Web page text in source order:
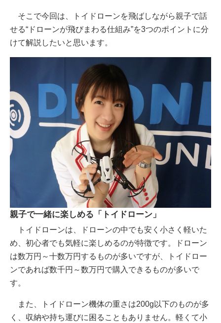
そこで今回は、トイドローンを飛ばしながら親子で話
せる“ドローンが飛びまわる仕組み”を3つのポイントに分
けて解説したいと思います。
親子で一緒に楽しめる「トイドローン」
トイドローンは、ドローンの中でも安く小さく軽いた
め、初心者でも気軽に楽しめるのが特徴です。ドローン
は数万円～十数万円するものが多いですが、トイドロー
ンであれば数千円～数万円で購入できるものが多いで
す。
また、トイドローン機体の重さは200g以下のものが多
く、収納や持ち運びに困ることもありません。軽くて小